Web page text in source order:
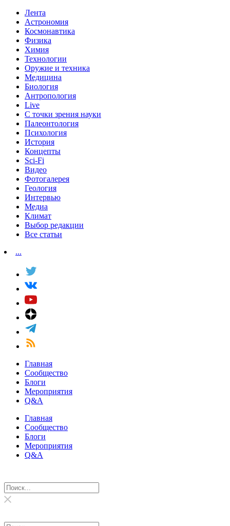
Лента
Астрономия
Космонавтика
Физика
Химия
Технологии
Оружие и техника
Медицина
Биология
Антропология
Live
С точки зрения науки
Палеонтология
Психология
История
Концепты
Sci-Fi
Видео
Фотогалерея
Геология
Интервью
Медиа
Климат
Выбор редакции
Все статьи
...
Главная
Сообщество
Блоги
Мероприятия
Q&A
Главная
Сообщество
Блоги
Мероприятия
Q&A